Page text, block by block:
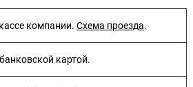
компании. Схема проезда.
картой.